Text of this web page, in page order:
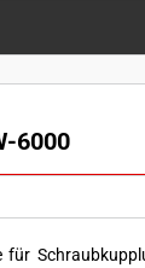
6000
für